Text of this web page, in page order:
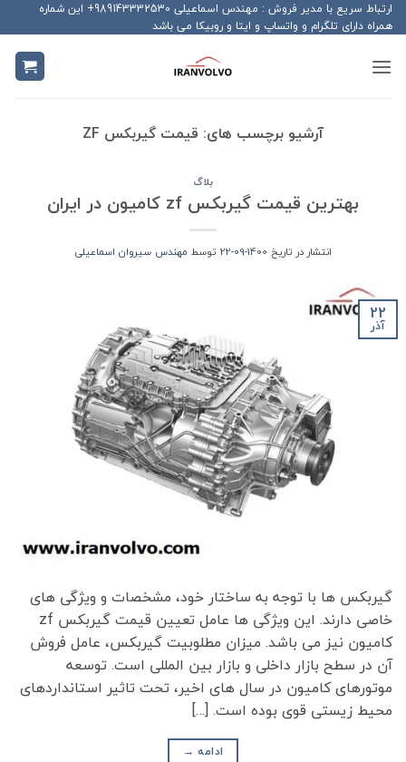
Skip
to
content
ارتباط سریع با مدیر فروش : مهندس اسماعیلی 989143332530+ این شماره
همراه دارای تلگرام و واتساپ و ایتا و روبیکا می باشد
آرشیو برچسب های: قیمت گیربکس ZF
بلاگ
بهترین قیمت گیربکس zf کامیون در ایران
انتشار در تاریخ 1400-09-22 توسط مهندس سیروان اسماعیلی
22
آذر
گیربکس ها با توجه به ساختار خود، مشخصات و ویژگی های
خاصی دارند. این ویژگی ها عامل تعیین قیمت گیربکس zf
کامیون نیز می باشد. میزان مطلوبیت گیربکس، عامل فروش
آن در سطح بازار داخلی و بازار بین المللی است. توسعه
موتورهای کامیون در سال های اخیر، تحت تاثیر استانداردهای
محیط زیستی قوی بوده است. […]
ادامه →